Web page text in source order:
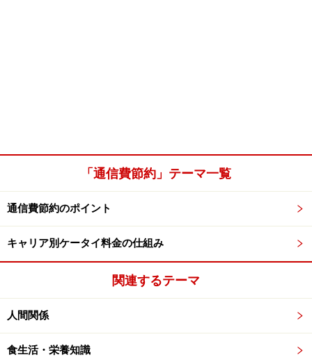
「通信費節約」テーマ一覧
通信費節約のポイント
キャリア別ケータイ料金の仕組み
関連するテーマ
人間関係
食生活・栄養知識